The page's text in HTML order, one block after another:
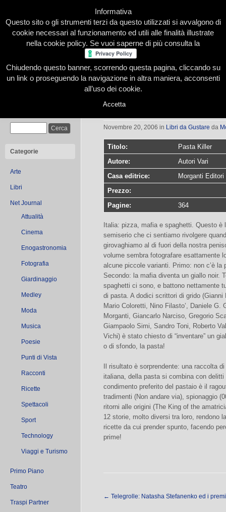
Home Presentazione Redazione Le nostre firme
Categorie
Arte
Libri
Net Journal
Attualità
Cinema
Enogastronomia
Fotografia
Giardinaggio
Medley
Moda
Musica
Poesie
Punti di Vista
Racconti
Ricette
Spettacoli
Sport
Technology
Viaggi e Turismo
Primo Piano
Teatro
Traspi Partner
Pasta Killer
Novembre 20, 2006 in Libri da Gustare da
Titolo:
Pasta Killer
Autore:
Autori Vari
Casa editrice:
Morganti Editori
Prezzo:
Pagine:
364
Italia: pizza, mafia e spaghetti. Questo è
semiserio che ci sentiamo rivolgere
girovaghiamo al di fuori della nostra
volume sembra fotografare esattamente
alcune piccole varianti. Primo: non c’è la
Secondo: la mafia diventa un giallo noir.
spaghetti ci sono, e battono nettamente
di pasta. A dodici scrittori di grido (Gianni
Mario Coloretti, Nino Filasto’, Daniele G.
Morganti, Giancarlo Narciso, Gregorio
Giampaolo Simi, Sandro Toni, Roberto
Vichi) è stato chiesto di “inventare” un
o di sfondo, la pasta!
Il risultato è sorprendente: una raccolta
italiana, della pasta si combina con
condimento preferito del pastaio è il
tradimenti (Non andare via), spionaggio
ritorni alle origini (The King of the
12 storie, molto diversi tra loro, rendono
ricette da cui prender spunto, facendo
prime!
← Telegrolle: Natasha Stefanenko ed i
Informativa
Questo sito o gli strumenti terzi da questo utilizzati si avvalgono di
cookie necessari al funzionamento ed utili alle finalità illustrate
nella cookie policy. Se vuoi saperne di più consulta la
Chiudendo questo banner, scorrendo questa pagina, cliccando su
un link o proseguendo la navigazione in altra maniera, acconsenti
all’uso dei cookie.
Accetta